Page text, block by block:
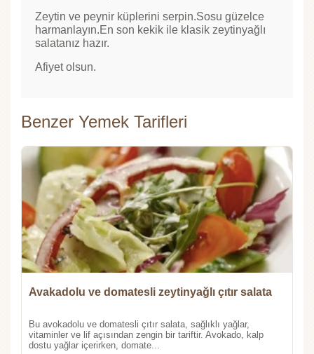
Zeytin ve peynir küplerini serpin.Sosu güzelce
harmanlayın.En son kekik ile klasik zeytinyağlı
salatanız hazır.
Afiyet olsun.
Benzer Yemek Tarifleri
Avakadolu ve domatesli zeytinyağlı çıtır salata
Bu avokadolu ve domatesli çıtır salata, sağlıklı yağlar,
vitaminler ve lif açısından zengin bir tariftir. Avokado, kalp
dostu yağlar içerirken, domate...